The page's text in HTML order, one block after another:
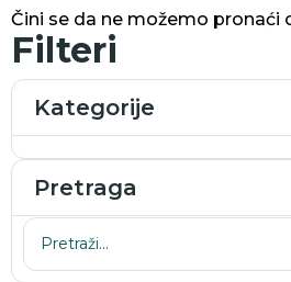
Filteri
Pretraga
Kategorije
Čini se da ne možemo pronaći